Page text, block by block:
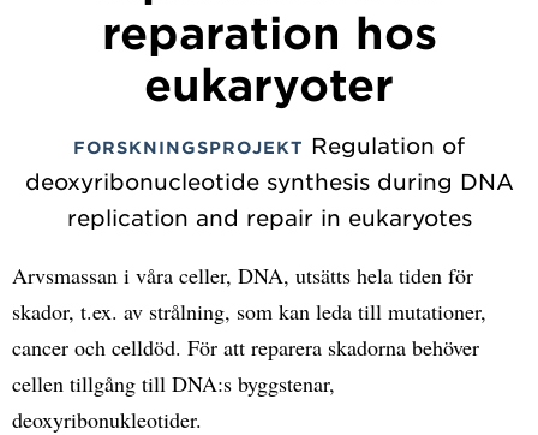
reparation hos
eukaryoter
FORSKNINGSPROJEKT Regulation of
deoxyribonucleotide synthesis during DNA
replication and repair in eukaryotes
Arvsmassan i våra celler, DNA, utsätts hela tiden för
skador, t.ex. av strålning, som kan leda till mutationer,
cancer och celldöd. För att reparera skadorna behöver
cellen tillgång till DNA:s byggstenar,
deoxyribonukleotider.